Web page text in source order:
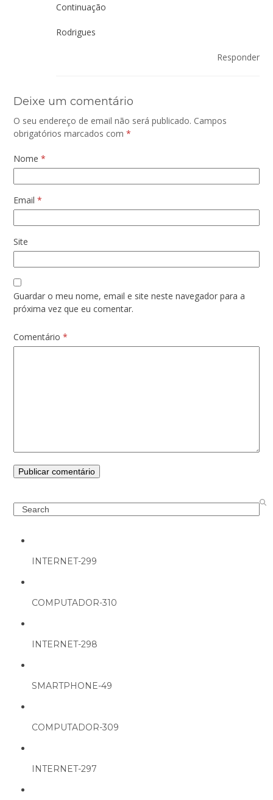
Continuação
Rodrigues
Responder
Deixe um comentário
O seu endereço de email não será publicado. Campos
obrigatórios marcados com*
Nome*
Email*
Site
Guardar o meu nome, email e site neste navegador para a
próxima vez que eu comentar.
Comentário*
Search
INTERNET-299
COMPUTADOR-310
INTERNET-298
SMARTPHONE-49
COMPUTADOR-309
INTERNET-297